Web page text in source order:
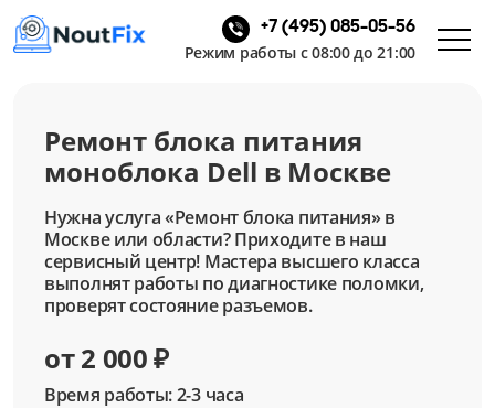
+7 (495) 085-05-56
Режим работы с 08:00 до 21:00
Ремонт блока питания
моноблока Dell в Москве
Нужна услуга «Ремонт блока питания» в
Москве или области? Приходите в наш
сервисный центр! Мастера высшего класса
выполнят работы по диагностике поломки,
проверят состояние разъемов.
от 2 000 ₽
Время работы: 2-3 часа